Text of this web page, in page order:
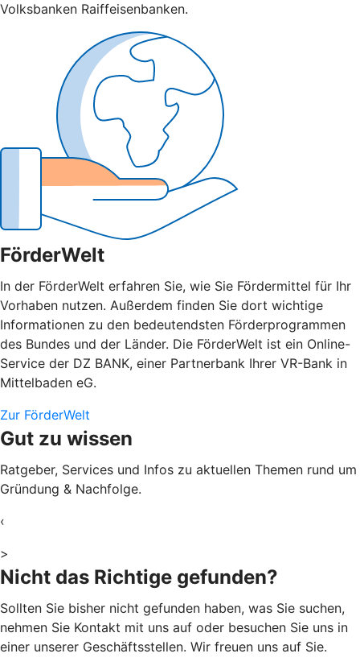
Volksbanken Raiffeisenbanken.
FörderWelt
In der FörderWelt erfahren Sie, wie Sie Fördermittel für Ihr
Vorhaben nutzen. Außerdem finden Sie dort wichtige
Informationen zu den bedeutendsten Förderprogrammen
des Bundes und der Länder. Die FörderWelt ist ein Online-
Service der DZ BANK, einer Partnerbank Ihrer VR-Bank in
Mittelbaden eG.
Zur FörderWelt
Gut zu wissen
Ratgeber, Services und Infos zu aktuellen Themen rund um
Gründung & Nachfolge.
‹
>
Nicht das Richtige gefunden?
Sollten Sie bisher nicht gefunden haben, was Sie suchen,
nehmen Sie Kontakt mit uns auf oder besuchen Sie uns in
einer unserer Geschäftsstellen. Wir freuen uns auf Sie.